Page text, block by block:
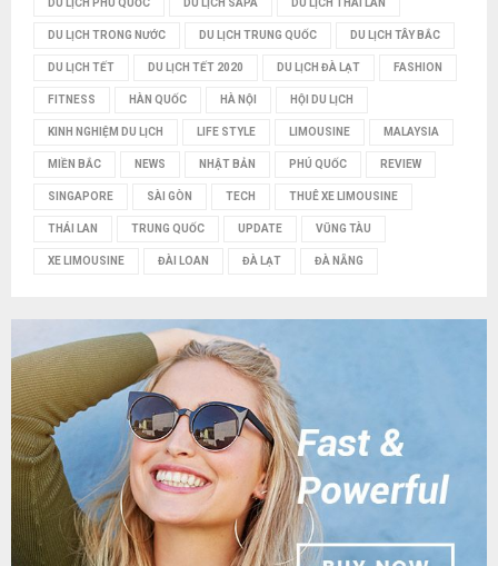
DU LỊCH PHÚ QUỐC DU LỊCH SAPA DU LỊCH THÁI LAN
DU LỊCH TRONG NƯỚC DU LỊCH TRUNG QUỐC DU LỊCH TÂY BẮC
DU LỊCH TẾT DU LỊCH TẾT 2020 DU LỊCH ĐÀ LẠT FASHION
FITNESS HÀN QUỐC HÀ NỘI HỘI DU LỊCH
KINH NGHIỆM DU LỊCH LIFE STYLE LIMOUSINE MALAYSIA
MIỀN BẮC NEWS NHẬT BẢN PHÚ QUỐC REVIEW
SINGAPORE SÀI GÒN TECH THUÊ XE LIMOUSINE
THÁI LAN TRUNG QUỐC UPDATE VŨNG TÀU
XE LIMOUSINE ĐÀI LOAN ĐÀ LẠT ĐÀ NẴNG